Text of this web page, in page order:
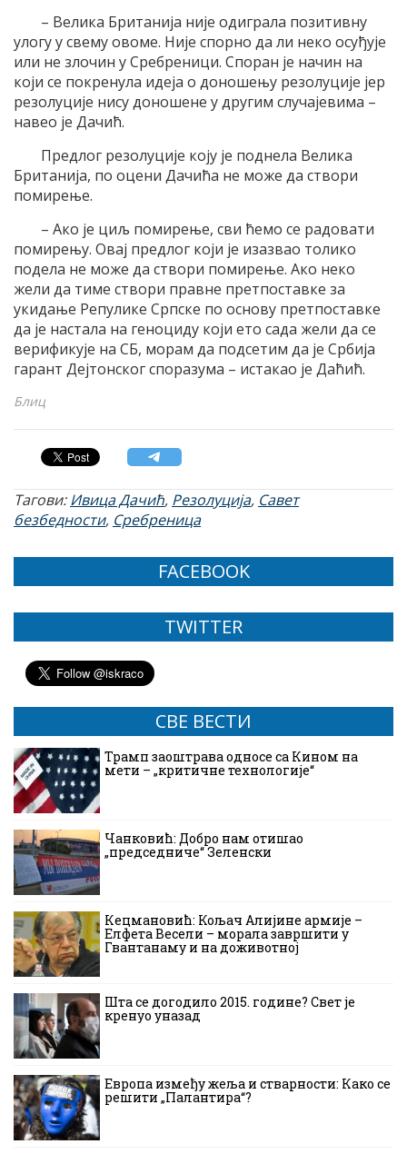
– Велика Британија није одиграла позитивну
улогу у свему овоме. Није спорно да ли неко осуђује
или не злочин у Сребреници. Споран је начин на
који се покренула идеја о доношењу резолуције јер
резолуције нису доношене у другим случајевима –
навео је Дачић.
Предлог резолуције коју је поднела Велика
Британија, по оцени Дачића не може да створи
помирење.
– Ако је циљ помирење, сви ћемо се радовати
помирењу. Овај предлог који је изазвао толико
подела не може да створи помирење. Ако неко
жели да тиме створи правне претпоставке за
укидање Репулике Српске по основу претпоставке
да је настала на геноциду који ето сада жели да се
верификује на СБ, морам да подсетим да је Србија
гарант Дејтонског споразума – истакао је Даћић.
Блиц
Тагови:Ивица Дачић, Резолуција, Савет
безбедности, Сребреница
FACEBOOK
TWITTER
СВЕ ВЕСТИ
Трамп заоштрава односе са Кином на
мети – „критичне технологије“
Чанковић: Добро нам отишао
„председниче“ Зеленски
Кецмановић: Кољач Алијине армије –
Елфета Весели – морала завршити у
Гвантанаму и на доживотној
Шта се догодило 2015. године? Свет је
кренуо уназад
Европа између жеља и стварности: Како се
решити „Палантира“?